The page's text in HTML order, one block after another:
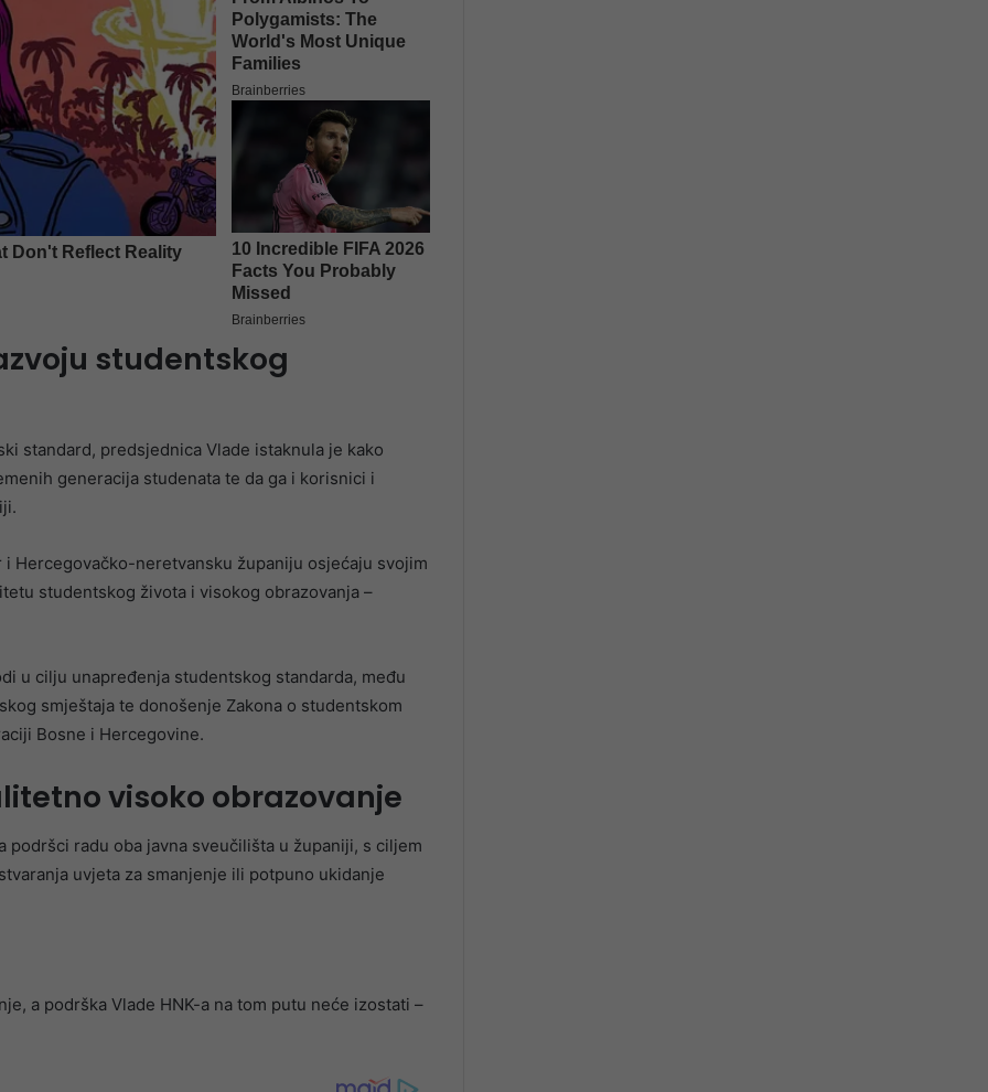
studentskog
standard, predsjednica Vlade istaknula je kako
generacija studenata te da ga i korisnici i
Hercegovačko-neretvansku županiju osjećaju svojim
studentskog života i visokog obrazovanja –
u cilju unapređenja studentskog standarda, među
smještaja te donošenje Zakona o studentskom
Bosne i Hercegovine.
visoko obrazovanje
podršci radu oba javna sveučilišta u županiji, s ciljem
uvjeta za smanjenje ili potpuno ukidanje
a podrška Vlade HNK-a na tom putu neće izostati –